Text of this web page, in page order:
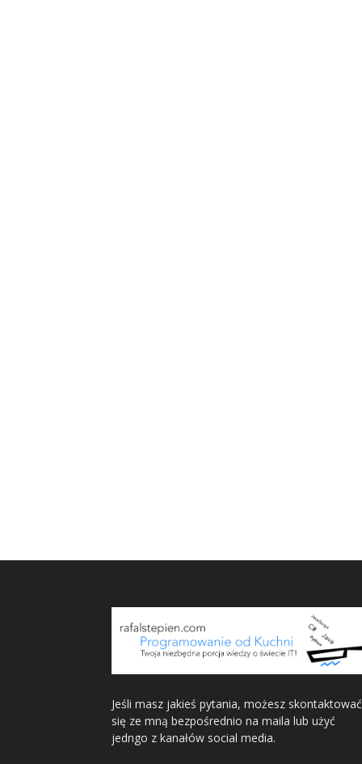
Jeśli masz jakieś pytania, możesz skontaktować
się ze mną bezpośrednio na maila lub użyć
jedngo z kanałów social media.